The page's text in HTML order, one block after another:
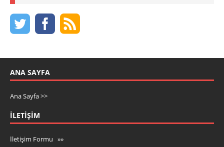
ANA SAYFA
Ana Sayfa >>
İLETIŞIM
İletişim Formu »»